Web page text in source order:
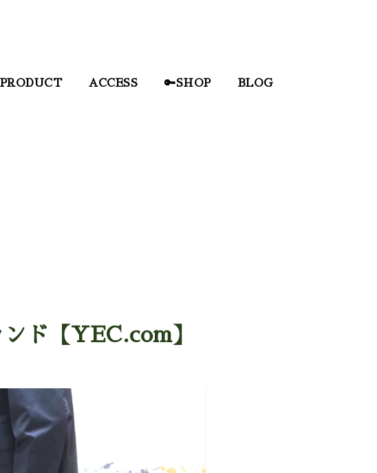
PRODUCT ACCESS 🔑SHOP BLOG
ド【YEC.com】